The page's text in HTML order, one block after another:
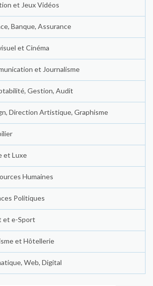
et Jeux Vidéos
Banque, Assurance
et Cinéma
et Journalisme
Gestion, Audit
Direction Artistique, Graphisme
et Luxe
Humaines
Politiques
et e-Sport
et Hôtellerie
Web, Digital